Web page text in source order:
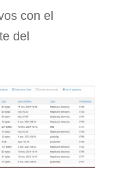
con el
del